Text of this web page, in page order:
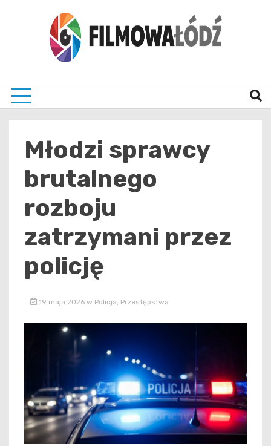
Młodzi sprawcy
brutalnego
rozboju
zatrzymani przez
policję
19 maja 2026 w Policja Przestępstwa